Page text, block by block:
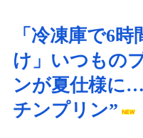
「冷凍庫で6
け」いつもの
ンが夏仕様に
チンプリン”